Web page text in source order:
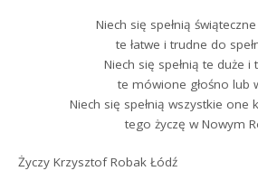
Niech się spełnią
te łatwe i trudne do
Niech się spełnią te duże i
te mówione głośno lub
Niech się spełnią wszystkie one
tego życzę w Nowym
Życzy Krzysztof Robak Łódź